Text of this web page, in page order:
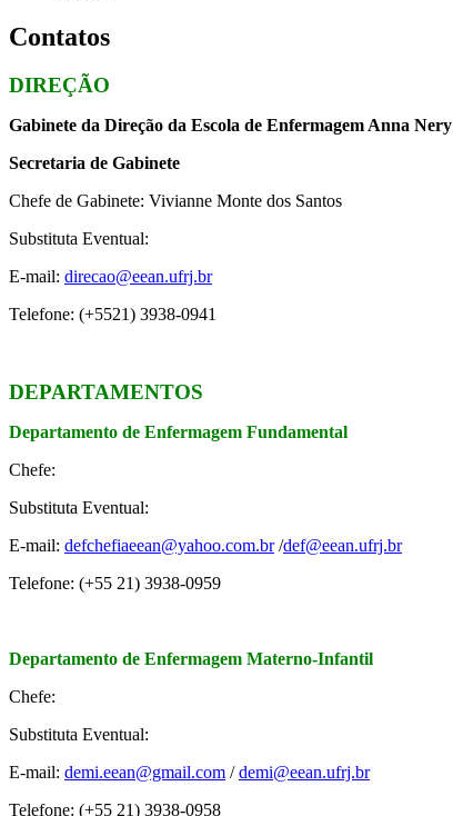
Contatos
DIREÇÃO
Gabinete da Direção da Escola de Enfermagem Anna Nery
Secretaria de Gabinete
Chefe de Gabinete: Vivianne Monte dos Santos
Substituta Eventual:
E-mail: direcao@eean.ufrj.br
Telefone: (+5521) 3938-0941
DEPARTAMENTOS
Departamento de Enfermagem Fundamental
Chefe:
Substituta Eventual:
E-mail: defchefiaeean@yahoo.com.br/def@eean.ufrj.br
Telefone: (+55 21) 3938-0959
Departamento de Enfermagem Materno-Infantil
Chefe:
Substituta Eventual:
E-mail: demi.eean@gmail.com /demi@eean.ufrj.br
Telefone: (+55 21) 3938-0958